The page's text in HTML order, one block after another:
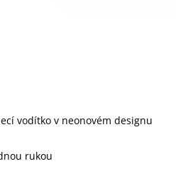
vodítko v neonovém designu
rukou